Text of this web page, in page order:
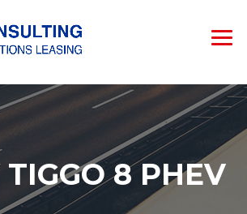
TIGGO 8 PHEV